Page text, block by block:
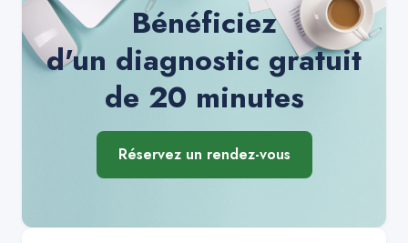
Bénéficiez
d'un diagnostic gratuit
de 20 minutes
Réservez un rendez-vous